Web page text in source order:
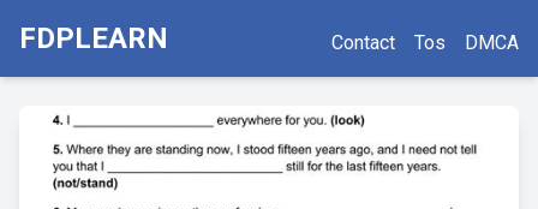
FDPLEARN Contact Tos DMCA